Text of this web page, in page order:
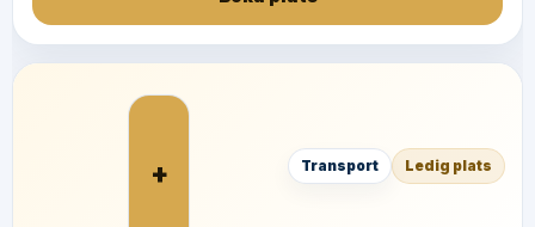
+ Transport Ledig plats